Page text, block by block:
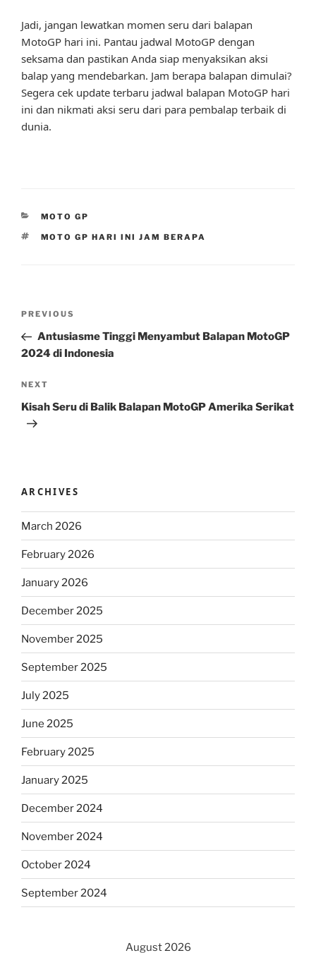
Jadi, jangan lewatkan momen seru dari balapan
MotoGP hari ini. Pantau jadwal MotoGP dengan
seksama dan pastikan Anda siap menyaksikan aksi
balap yang mendebarkan. Jam berapa balapan dimulai?
Segera cek update terbaru jadwal balapan MotoGP hari
ini dan nikmati aksi seru dari para pembalap terbaik di
dunia.
CATEGORIES
MOTO GP
TAGS
MOTO GP HARI INI JAM BERAPA
Previous
Post
PREVIOUS
Antusiasme Tinggi Menyambut Balapan MotoGP
2024 di Indonesia
Next
Post
NEXT
Kisah Seru di Balik Balapan MotoGP Amerika Serikat
ARCHIVES
March 2026
February 2026
January 2026
December 2025
November 2025
September 2025
July 2025
June 2025
February 2025
January 2025
December 2024
November 2024
October 2024
September 2024
August 2026